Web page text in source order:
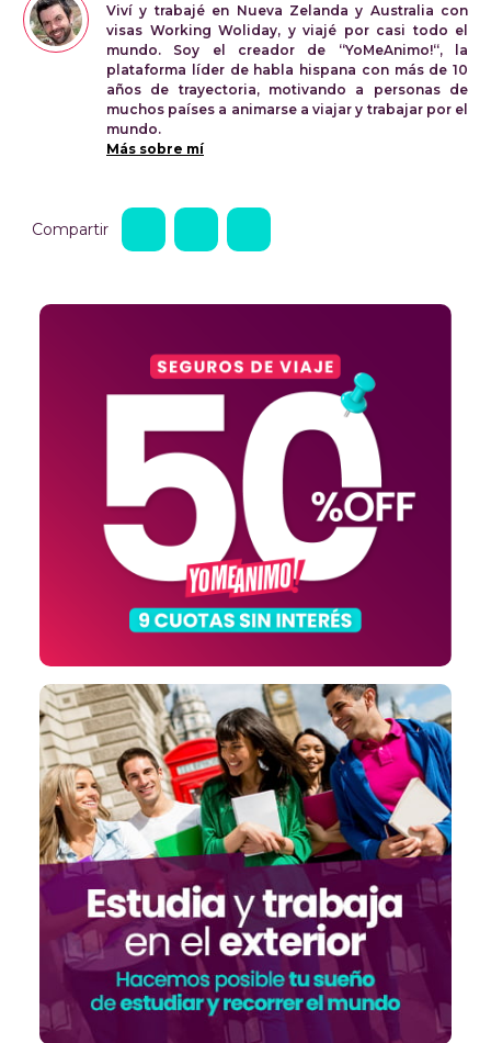
Viví y trabajé en Nueva Zelanda y Australia con
visas Working Woliday, y viajé por casi todo el
mundo. Soy el creador de “YoMeAnimo!“, la
plataforma líder de habla hispana con más de 10
años de trayectoria, motivando a personas de
muchos países a animarse a viajar y trabajar por el
mundo.
Más sobre mí
Compartir